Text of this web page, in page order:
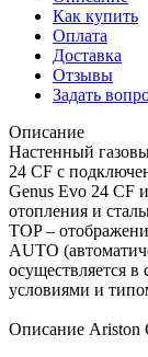
Как купить
Оплата
Доставка
Отзывы
Задать
Описание
Настенный
24 CF с
Genus Evo 24 CF
отопления и
TOP –
AUTO
осуществляется
условиями и
Описание Ariston